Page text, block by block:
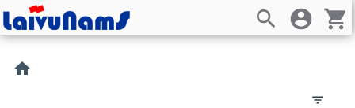
search account_circle shopping_cart
home
filter_list